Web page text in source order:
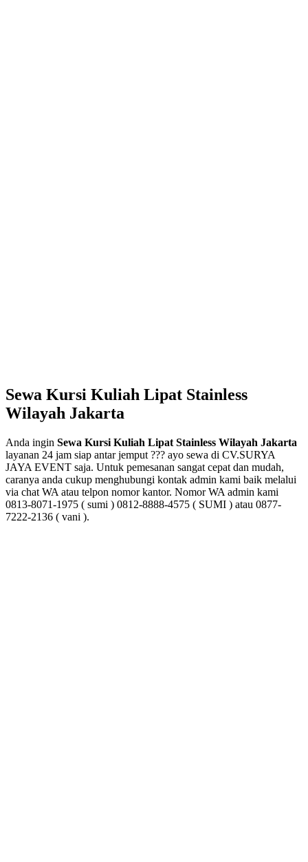
Sewa Kursi Kuliah Lipat Stainless
Wilayah Jakarta
Anda ingin Sewa Kursi Kuliah Lipat Stainless Wilayah Jakarta
layanan 24 jam siap antar jemput ??? ayo sewa di CV.SURYA
JAYA EVENT saja. Untuk pemesanan sangat cepat dan mudah,
caranya anda cukup menghubungi kontak admin kami baik melalui
via chat WA atau telpon nomor kantor. Nomor WA admin kami
0813-8071-1975 ( sumi ) 0812-8888-4575 ( SUMI ) atau 0877-
7222-2136 ( vani ).